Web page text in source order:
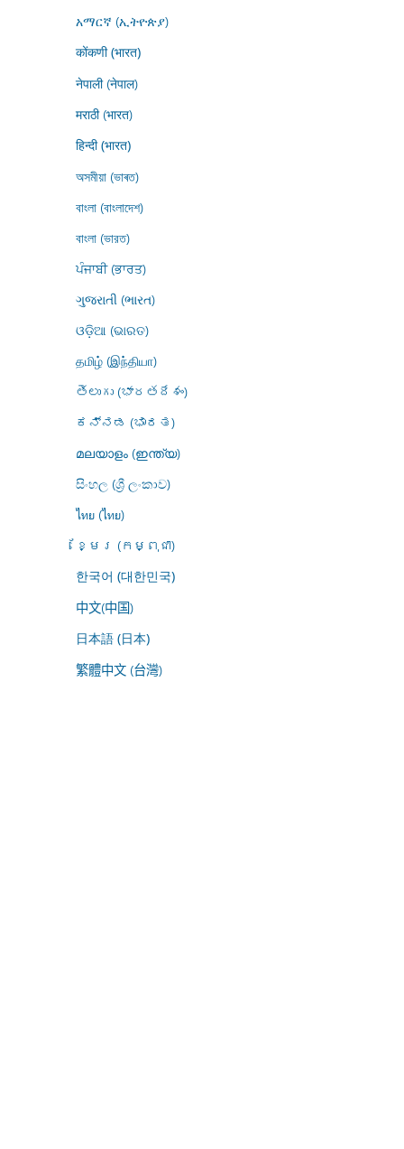
አማርኛ (ኢትዮጵያ)
कोंकणी (भारत)
नेपाली (नेपाल)
मराठी (भारत)
हिन्दी (भारत)
অসমীয়া (ভাৰত)
বাংলা (বাংলাদেশ)
বাংলা (ভারত)
ਪੰਜਾਬੀ (ਭਾਰਤ)
ગુજરાતી (ભારત)
ଓଡ଼ିଆ (ଭାରତ)
தமிழ் (இந்தியா)
తెలుగు (భారతదేశం)
ಕನ್ನಡ (ಭಾರತ)
മലയാളം (ഇന്ത്യ)
සිංහල (ශ්‍රී ලංකාව)
ไทย (ไทย)
ខ្មែរ (កម្ពុជា)
한국어 (대한민국)
中文(中国)
日本語 (日本)
繁體中文 (台灣)